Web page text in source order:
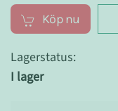
Köp nu
Lagerstatus:
I lager